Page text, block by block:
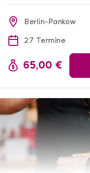
Berlin-Pankow
27 Termine
65,00 €